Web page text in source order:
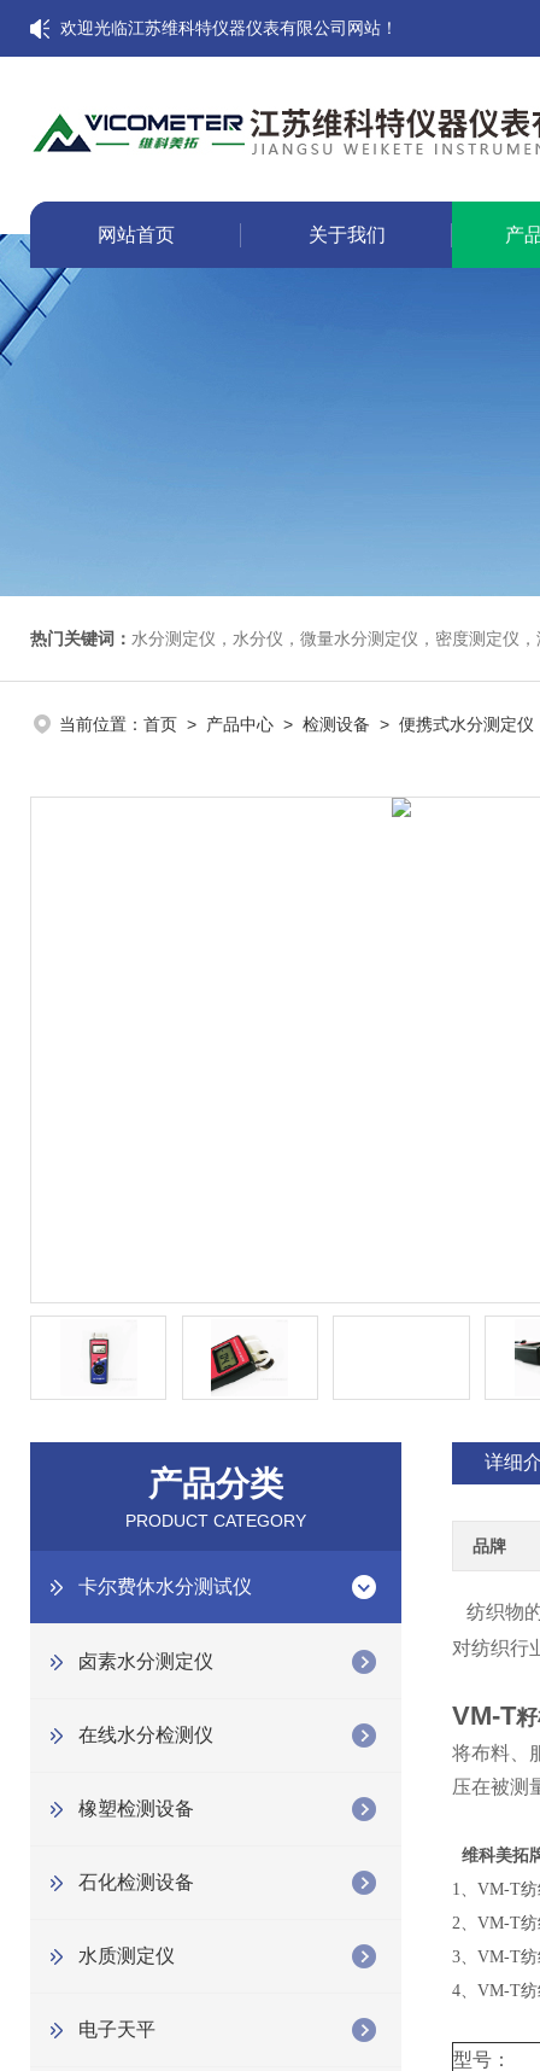
欢迎光临江苏维科特仪器仪表有限公司网站！
网站首页 关于我们 产
热门关键词： 水分测定仪，水分仪，微量水分测定仪，密度测定仪
当前位置： 首页 > 产品中心 > 检测设备 > 便携式水分测定仪
产品分类
PRODUCT CATEGORY
卡尔费休水分测试仪
卤素水分测定仪
在线水分检测仪
橡塑检测设备
石化检测设备
水质测定仪
电子天平
详细
品牌
纺织物
对纺织行
VM-T
将布料、
压在被测
维科美拓
1、VM-T
2、VM-T
3、VM-T
4、VM-T
型号：